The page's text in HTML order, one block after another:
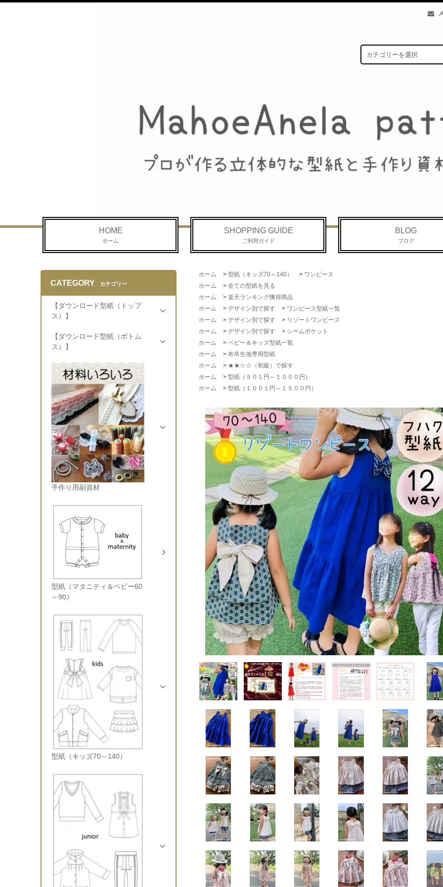
HOME
ホーム
SHOPPING GUIDE
ご利用ガイド
BLOG
ブログ
ホーム > 型紙（キッズ70～140） > ワンピース
ホーム
> 全ての型紙を見る
ホーム
> 楽天ランキング獲得商品
ホーム
> デザイン別で探す > ワンピース型紙一覧
ホーム
> デザイン別で探す > リゾートワンピース
ホーム
> デザイン別で探す > シームポケット
ホーム
> ベビー＆キッズ型紙一覧
ホーム
> 布帛生地専用型紙
ホーム
> ★★☆☆（初級）で探す
ホーム
> 型紙（５０１円～１０００円）
ホーム
> 型紙（１００１円～１５００円）
CATEGORY カテゴリー
【ダウンロード型紙（トップ
ス）】
【ダウンロード型紙（ボトム
ス）】
手作り用副資材
型紙（マタニティ＆ベビー60
～90）
型紙（キッズ70～140）